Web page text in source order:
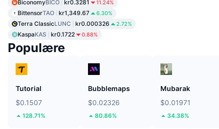
BiconomyBICO kr0.3281 11.24%
BittensorTAO kr1,349.67 6.30%
Terra ClassicLUNC kr0.000326 2.72%
KaspaKAS kr0.1722 0.88%
Populære
Tutorial
$0.1507
128.71%
Bubblemaps
$0.02326
80.86%
Mubarak
$0.01971
34.38%